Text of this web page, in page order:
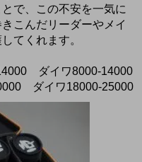
で、この不安を一気に
こんだリーダーやメイ
てくれます。
ダイワ8000-14000
イワ18000-25000